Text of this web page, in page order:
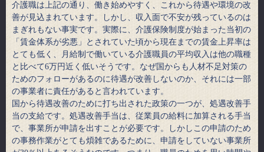
介護職は上記の通り、働き始めやすく、これから待遇や環境の改
善が見込まれています。しかし、収入面で不安が残っているのは
まぎれもない事実です。実際に、介護保険制度が始まった当初の
「賃金体系が劣悪」とされていた頃から現在までの賃金上昇率は
とても低く、月給制で働いている介護職員の平均収入は他の職種
と比べて6万円近く低いそうです。なぜ国からも人材不足対策の
ためのフォローがあるのに待遇が改善しないのか、それには一部
の事業者に責任があると言われています。
国から待遇改善のために打ち出された政策の一つが、処遇改善手
当の支給です。処遇改善手当は、従業員の給料に加算される手当
で、事業所が申請を出すことが必要です。しかしこの申請のため
の事務作業がとても煩雑であるために、申請をしていない事業所